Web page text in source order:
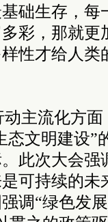
础生存，每
彩，那就更
性才给人类
主流化方
态文明建设”
此次大会强
可持续的未
调“绿色发